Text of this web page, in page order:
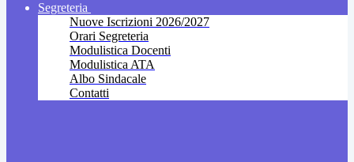
Segreteria
Nuove Iscrizioni 2026/2027
Orari Segreteria
Modulistica Docenti
Modulistica ATA
Albo Sindacale
Contatti